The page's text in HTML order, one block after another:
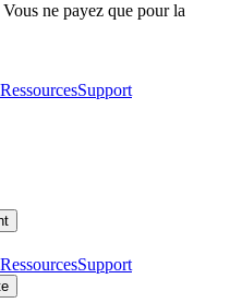
Vous ne payez que pour la
RessourcesSupport
RessourcesSupport